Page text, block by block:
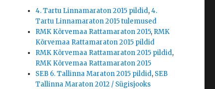
4. Tartu Linnamaraton 2015 pildid,4.
Tartu Linnamaraton 2015 tulemused
RMK Kõrvemaa Rattamaraton 2015, RMK
Kõrvemaa Rattamaraton 2015 pildid
RMK Kõrvemaa Rattamaraton 2015 pildid,
RMK Kõrvemaa Rattamaraton 2015
SEB 6. Tallinna Maraton 2015 pildid, SEB
Tallinna Maraton 2012 / Sügisjooks